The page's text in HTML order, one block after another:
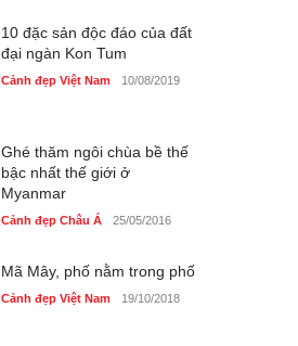
10 đặc sản độc đáo của đất
đại ngàn Kon Tum
Cảnh đẹp Việt Nam 10/08/2019
Ghé thăm ngôi chùa bề thế
bậc nhất thế giới ở
Myanmar
Cảnh đẹp Châu Á 25/05/2016
Mã Mây, phố nằm trong phố
Cảnh đẹp Việt Nam 19/10/2018